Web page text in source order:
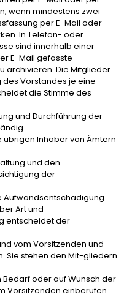
wenn mindestens zwei
per E-Mail oder
In Telefon- oder
sind innerhalb einer
E-Mail gefasste
archivieren. Die Mitglieder
Vorstandes je eine
die Stimme des
und Durchführung der
Inhaber von Ämtern
und den
der
Aufwandsentschädigung
Art und
entscheidet der
vom Vorsitzenden und
Sie stehen den Mit-gliedern
Bedarf oder auf Wunsch der
Vorsitzenden einberufen.